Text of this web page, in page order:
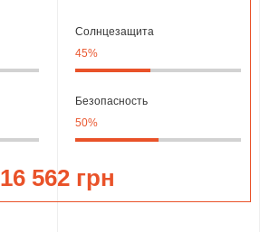
Солнцезащита
45%
Безопасность
50%
16 562 грн